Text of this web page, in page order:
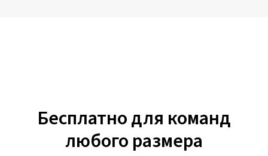
Бесплатно для команд
любого размера